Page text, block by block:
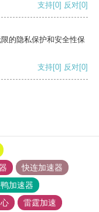
支持[0] 反对[0]
的隐私保护和安全性保
支持[0] 反对[0]
快连加速器
加速器
雷霆加速